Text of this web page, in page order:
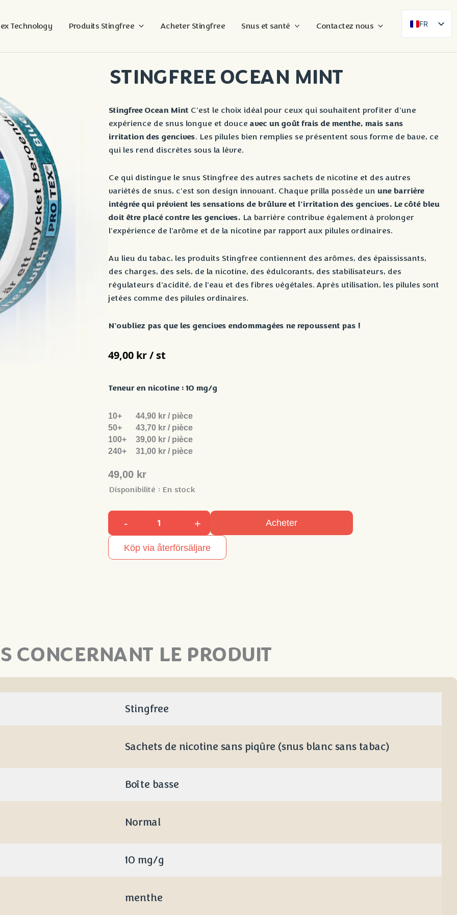
Technology Produits Stingfree Acheter Stingfree Snus et santé Contactez nous
FR
NB
STINGFREE OCEAN MINT
Stingfree Ocean Mint C'est le choix idéal pour ceux qui souhaitent profiter d'une
expérience de snus longue et douce avec un goût frais de menthe, mais sans
irritation des gencives. Les pilules bien remplies se présentent sous forme de bave, ce
qui les rend discrètes sous la lèvre.
Ce qui distingue le snus Stingfree des autres sachets de nicotine et des autres
variétés de snus, c'est son design innovant. Chaque prilla possède un une barrière
intégrée qui prévient les sensations de brûlure et l'irritation des gencives. Le côté bleu
doit être placé contre les gencives. La barrière contribue également à prolonger
l'expérience de l'arôme et de la nicotine par rapport aux pilules ordinaires.
Au lieu du tabac, les produits Stingfree contiennent des arômes, des épaississants,
des charges, des sels, de la nicotine, des édulcorants, des stabilisateurs, des
régulateurs d'acidité, de l'eau et des fibres végétales. Après utilisation, les pilules sont
jetées comme des pilules ordinaires.
N'oubliez pas que les gencives endommagées ne repoussent pas !
49,00 kr / st
Teneur en nicotine : 10 mg/g
10+
44,90 kr / pièce
50+
43,70 kr / pièce
100+
39,00 kr / pièce
240+
31,00 kr / pièce
49,00 kr
Disponibilité : En stock
quantité
de
Stingfree
Ocean
- + Acheter
Köp via återförsäljare
CONCERNANT LE PRODUIT
Stingfree
Sachets de nicotine sans piqûre (snus blanc sans tabac)
Boîte basse
Normal
10 mg/g
menthe